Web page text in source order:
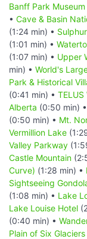
Banff Park Museum
• Cave & Basin
(1:24 min) •
(1:01 min) •
(1:07 min) • Upper
min) • World's
Park & Historical
(0:41 min) •
Alberta (0:50 min) •
(0:50 min) • Mt.
Vermillion Lake
Valley Parkway
Castle Mountain
Curve) (1:28 min) •
Sightseeing
(1:08 min) • Lake
Lake Louise Hotel
(0:40 min) •
Plain of Six Glaciers